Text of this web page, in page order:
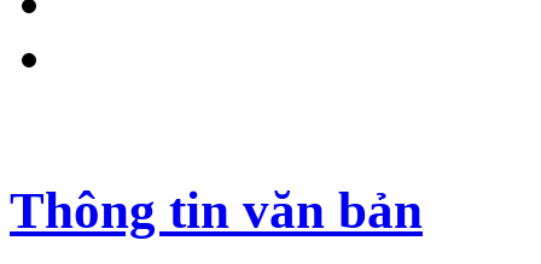
Thông tin văn bản